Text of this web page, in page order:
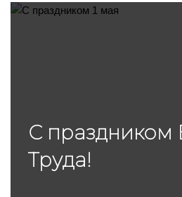
С праздником
Труда!